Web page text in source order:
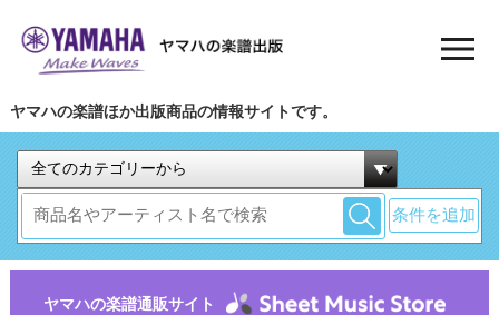
ヤマハの楽譜ほか出版商品の情報サイトです。
条件を追加
ヤマハの楽譜通販サイト